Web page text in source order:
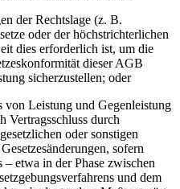
der Rechtslage (z. B.
oder der höchstrichterlichen
dies erforderlich ist, um die
dieser AGB
sicherzustellen; oder
Leistung und Gegenleistung
Vertragsschluss durch
oder sonstigen
sofern
etwa in der Phase zwischen
und dem